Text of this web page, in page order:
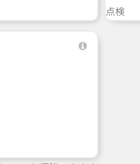
点検